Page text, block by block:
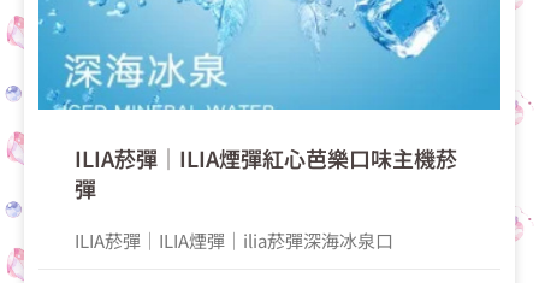
ILIA菸彈│ILIA煙彈紅心芭樂口味主機菸
彈
ILIA菸彈│ILIA煙彈│ilia菸彈深海冰泉口